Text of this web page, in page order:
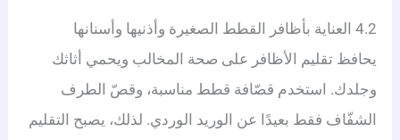
4.2 العناية بأظافر القطط الصغيرة وأذنيها وأسنانها
يحافظ تقليم الأظافر على صحة المخالب ويحمي أثاثك
وجلدك. استخدم قصّافة قطط مناسبة، وقصّ الطرف
الشفّاف فقط بعيدًا عن الوريد الوردي. لذلك، يصبح التقليم